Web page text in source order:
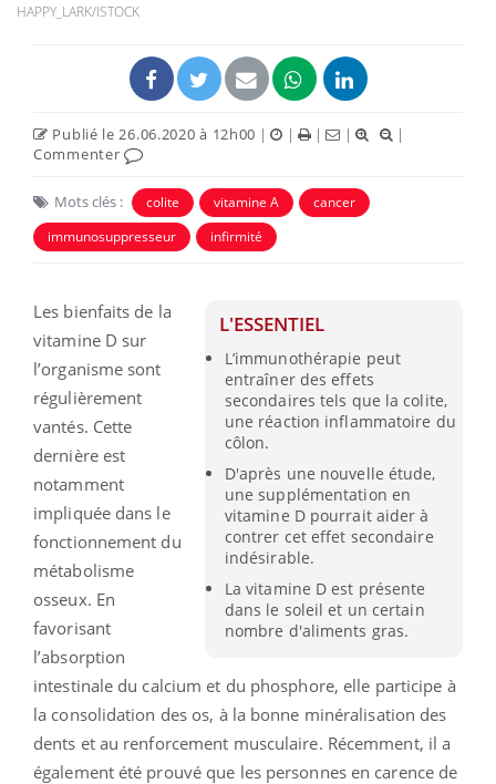
HAPPY_LARK/ISTOCK
Publié le 26.06.2020 à 12h00 | | | |
|
Commenter
Mots clés : colite vitamine A
cancer
immunosuppresseur
infirmité
L'ESSENTIEL
L’immunothérapie peut
entraîner des effets
secondaires tels que la colite,
une réaction inflammatoire du
côlon.
D'après une nouvelle étude,
une supplémentation en
vitamine D pourrait aider à
contrer cet effet secondaire
indésirable.
La vitamine D est présente
dans le soleil et un certain
nombre d'aliments gras.
Les bienfaits de la
vitamine D sur
l’organisme sont
régulièrement
vantés. Cette
dernière est
notamment
impliquée dans le
fonctionnement du
métabolisme
osseux. En
favorisant
l’absorption
intestinale du calcium et du phosphore, elle participe à
la consolidation des os, à la bonne minéralisation des
dents et au renforcement musculaire. Récemment, il a
également été prouvé que les personnes en carence de